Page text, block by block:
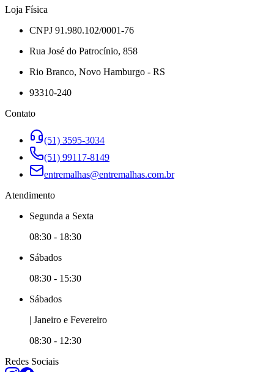
Loja Física
CNPJ 91.980.102/0001-76
Rua José do Patrocínio, 858
Rio Branco, Novo Hamburgo - RS
93310-240
Contato
(51) 3595-3034
(51) 99117-8149
entremalhas@entremalhas.com.br
Atendimento
Segunda a Sexta
08:30 - 18:30
Sábados
08:30 - 15:30
Sábados
| Janeiro e Fevereiro
08:30 - 12:30
Redes Sociais